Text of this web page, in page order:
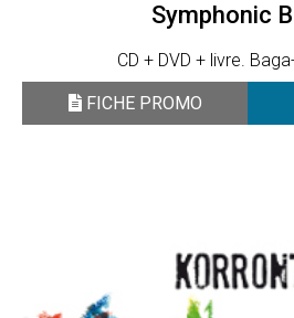
Symphonic
CD + DVD + livre.
FICHE PROMO